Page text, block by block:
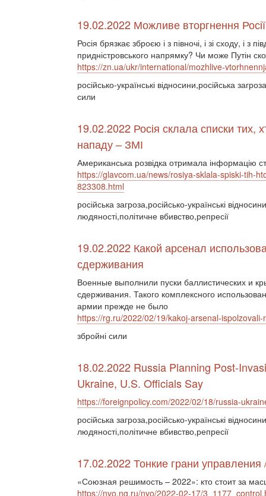
19.02.2022 Можливе вторгнення
Росія брязкає зброєю і з півночі, і зі сходу, і з
придністровського напрямку? Чи може Путін
https://zn.ua/ukr/international/mozhlive-
російсько-українські відносини,російська
сили
19.02.2022 Росія склала списки тих,
нападу – ЗМІ
Американська розвідка отримала інформацію
https://glavcom.ua/news/rosiya-sklala-spiski-tih-
823308.html
російська загроза,російсько-українські
людяності,політичне вбивство,репресії
19.02.2022 Какой арсенал
сдерживания
Военные выполнили пуски баллистических и
сдерживания. Такого комплексного
армии прежде не было
https://rg.ru/2022/02/19/kakoj-arsenal-
збройні сили
18.02.2022 Russia Planning Post-
Ukraine, U.S. Officials Say
https://foreignpolicy.com/2022/02/18/russia-
російська загроза,російсько-українські
людяності,політичне вбивство,репресії
17.02.2022 Тонкие грани управления
«Союзная решимость – 2022»: кто стоит за
https://nvo.ng.ru/nvo/2022-02-17/